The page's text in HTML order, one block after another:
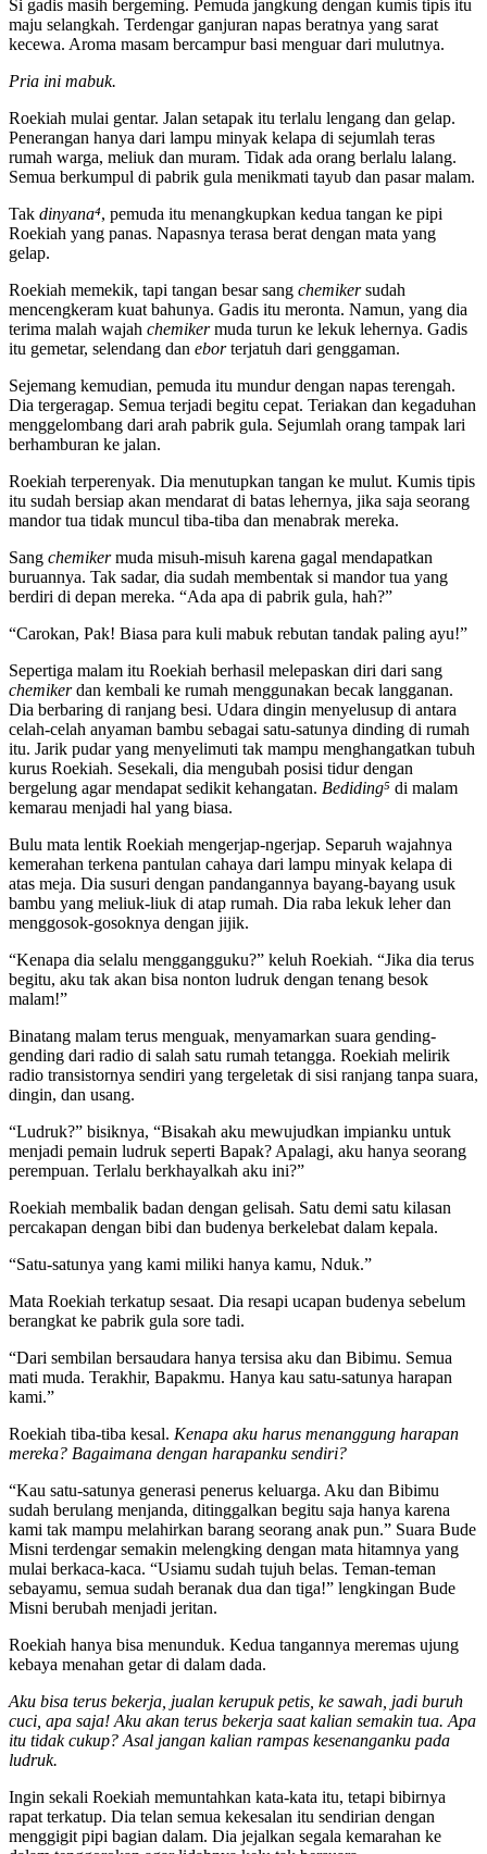
Si gadis masih bergeming. Pemuda jangkung dengan kumis tipis itu
maju selangkah. Terdengar ganjuran napas beratnya yang sarat
kecewa. Aroma masam bercampur basi menguar dari mulutnya.
Pria ini mabuk.
Roekiah mulai gentar. Jalan setapak itu terlalu lengang dan gelap.
Penerangan hanya dari lampu minyak kelapa di sejumlah teras
rumah warga, meliuk dan muram. Tidak ada orang berlalu lalang.
Semua berkumpul di pabrik gula menikmati tayub dan pasar malam.
Tak dinyana⁴, pemuda itu menangkupkan kedua tangan ke pipi
Roekiah yang panas. Napasnya terasa berat dengan mata yang
gelap.
Roekiah memekik, tapi tangan besar sang chemikersudah
mencengkeram kuat bahunya. Gadis itu meronta. Namun, yang dia
terima malah wajah chemikermuda turun ke lekuk lehernya. Gadis
itu gemetar, selendang dan eborterjatuh dari genggaman.
Sejemang kemudian, pemuda itu mundur dengan napas terengah.
Dia tergeragap. Semua terjadi begitu cepat. Teriakan dan kegaduhan
menggelombang dari arah pabrik gula. Sejumlah orang tampak lari
berhamburan ke jalan.
Roekiah terperenyak. Dia menutupkan tangan ke mulut. Kumis tipis
itu sudah bersiap akan mendarat di batas lehernya, jika saja seorang
mandor tua tidak muncul tiba-tiba dan menabrak mereka.
Sang chemikermuda misuh-misuh karena gagal mendapatkan
buruannya. Tak sadar, dia sudah membentak si mandor tua yang
berdiri di depan mereka. “Ada apa di pabrik gula, hah?”
“Carokan, Pak! Biasa para kuli mabuk rebutan tandak paling ayu!”
Sepertiga malam itu Roekiah berhasil melepaskan diri dari sang
chemikerdan kembali ke rumah menggunakan becak langganan.
Dia berbaring di ranjang besi. Udara dingin menyelusup di antara
celah-celah anyaman bambu sebagai satu-satunya dinding di rumah
itu. Jarik pudar yang menyelimuti tak mampu menghangatkan tubuh
kurus Roekiah. Sesekali, dia mengubah posisi tidur dengan
bergelung agar mendapat sedikit kehangatan. Bediding⁵ di malam
kemarau menjadi hal yang biasa.
Bulu mata lentik Roekiah mengerjap-ngerjap. Separuh wajahnya
kemerahan terkena pantulan cahaya dari lampu minyak kelapa di
atas meja. Dia susuri dengan pandangannya bayang-bayang usuk
bambu yang meliuk-liuk di atap rumah. Dia raba lekuk leher dan
menggosok-gosoknya dengan jijik.
“Kenapa dia selalu menggangguku?” keluh Roekiah. “Jika dia terus
begitu, aku tak akan bisa nonton ludruk dengan tenang besok
malam!”
Binatang malam terus menguak, menyamarkan suara gending-
gending dari radio di salah satu rumah tetangga. Roekiah melirik
radio transistornya sendiri yang tergeletak di sisi ranjang tanpa suara,
dingin, dan usang.
“Ludruk?” bisiknya, “Bisakah aku mewujudkan impianku untuk
menjadi pemain ludruk seperti Bapak? Apalagi, aku hanya seorang
perempuan. Terlalu berkhayalkah aku ini?”
Roekiah membalik badan dengan gelisah. Satu demi satu kilasan
percakapan dengan bibi dan budenya berkelebat dalam kepala.
“Satu-satunya yang kami miliki hanya kamu, Nduk.”
Mata Roekiah terkatup sesaat. Dia resapi ucapan budenya sebelum
berangkat ke pabrik gula sore tadi.
“Dari sembilan bersaudara hanya tersisa aku dan Bibimu. Semua
mati muda. Terakhir, Bapakmu. Hanya kau satu-satunya harapan
kami.”
Roekiah tiba-tiba kesal. Kenapa aku harus menanggung harapan
mereka? Bagaimana dengan harapanku sendiri?
“Kau satu-satunya generasi penerus keluarga. Aku dan Bibimu
sudah berulang menjanda, ditinggalkan begitu saja hanya karena
kami tak mampu melahirkan barang seorang anak pun.” Suara Bude
Misni terdengar semakin melengking dengan mata hitamnya yang
mulai berkaca-kaca. “Usiamu sudah tujuh belas. Teman-teman
sebayamu, semua sudah beranak dua dan tiga!” lengkingan Bude
Misni berubah menjadi jeritan.
Roekiah hanya bisa menunduk. Kedua tangannya meremas ujung
kebaya menahan getar di dalam dada.
Aku bisa terus bekerja, jualan kerupuk petis, ke sawah, jadi buruh
cuci, apa saja! Aku akan terus bekerja saat kalian semakin tua. Apa
itu tidak cukup? Asal jangan kalian rampas kesenanganku pada
ludruk.
Ingin sekali Roekiah memuntahkan kata-kata itu, tetapi bibirnya
rapat terkatup. Dia telan semua kekesalan itu sendirian dengan
menggigit pipi bagian dalam. Dia jejalkan segala kemarahan ke